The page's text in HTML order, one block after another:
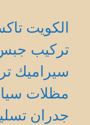
الكويت
تركيب
سيراميك
مظلات
جدران